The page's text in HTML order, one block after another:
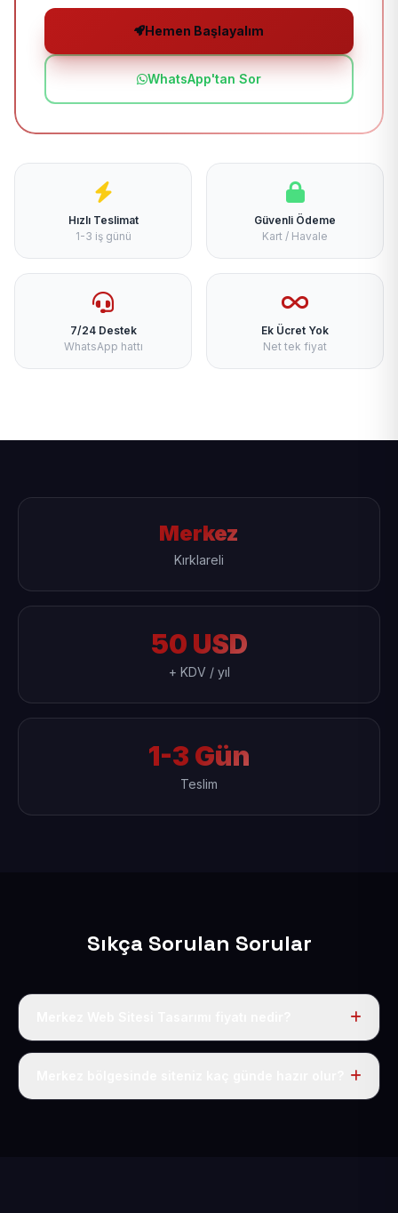
Hemen Başlayalım
WhatsApp'tan Sor
Hızlı Teslimat
1-3 iş günü
Güvenli Ödeme
Kart / Havale
7/24 Destek
WhatsApp hattı
Ek Ücret Yok
Net tek fiyat
Merkez
Kırklareli
50 USD
+ KDV / yıl
1-3 Gün
Teslim
Sıkça Sorulan Sorular
Tek fiyat uygulanır: yıllık 50 USD + KDV. Bu bedele alan